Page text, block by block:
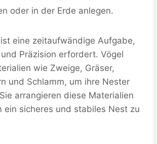
oder in der Erde anlegen.
eine zeitaufwändige Aufgabe,
Präzision erfordert. Vögel
wie Zweige, Gräser,
und Schlamm, um ihre Nester
arrangieren diese Materialien
ein sicheres und stabiles Nest zu